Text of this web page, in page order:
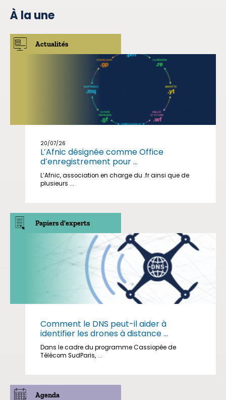
À la une
Actualités
20/07/26
L’Afnic désignée comme Office
d’enregistrement pour ...
L’Afnic, association en charge du .fr ainsi que de
plusieurs ...
Papiers d'experts
Comment le DNS peut-il aider à
identifier les drones à distance ...
Dans le cadre du programme Cassiopée de
Télécom SudParis, ...
Agenda